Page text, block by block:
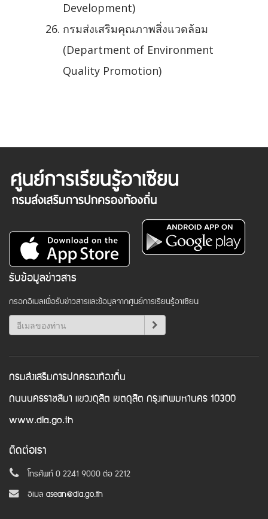
Development)
กรมส่งเสริมคุณภาพสิ่งแวดล้อม
(Department of Environment
Quality Promotion)
รับข้อมูลข่าวสาร
กรอกอีเมลเพื่อรับข่าวสารและข้อมูลจากศูนย์การเรียนรู้อาเซียน
กรมส่งเสริมการปกครองท้องถิ่น
ถนนนครราชสีมา แขวงดุสิต เขตดุสิต กรุงเทพมหานคร 10300
www.dla.go.th
ติดต่อเรา
โทรศัพท์ 0 2241 9000 ต่อ 2212
อีเมล asean@dla.go.th